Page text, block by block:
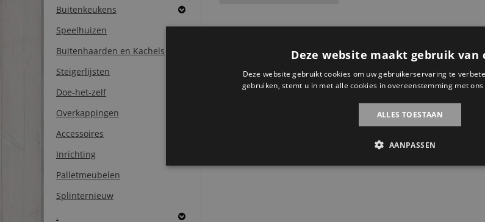
Buitenkeukens
Speelhuizen
Buitenhaarden en Kachels
Steigerlijsten
Doe-het-zelf
Overkappingen
Accessoires
Inrichting
Palletmeubelen
Splinternieuw
.
Deze website maakt gebruik van
Deze website gebruikt cookies om uw gebruikerservaring te
gebruiken, stemt u in met alle cookies in overeenstemming met ons
ALLES TOESTAAN
AANPASSEN